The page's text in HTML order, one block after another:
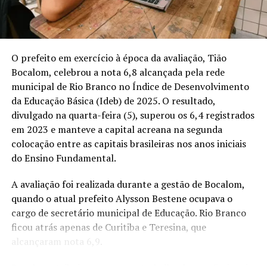
presidente Luiz Inácio Lula da Silva à reeleição. “Voto
Jorge Viana senador. Voto Thor Dantas governador.
Voto Lula presidente. E vou trabalhar todos os dias para
que eles vençam”, afirmou.
Ex-secretário de Educação e ex-governador do Acre,
Binho Marques também trabalhou no Ministério da
Educação e em organizações do setor. Em sua trajetória,
participou de discussões sobre o financiamento da
educação básica, incluindo a criação do Valor Aluno Ano
Total (VAAT), incorporado ao Fundeb.
atuação eleitoral na coordenação política das
campanhas apoiadas pela Frente Ampla no Acre.
Compartilhe isso:
O prefeito em exercício à época da avaliação, Tião
Bocalom, celebrou a nota 6,8 alcançada pela rede
municipal de Rio Branco no Índice de Desenvolvimento
da Educação Básica (Ideb) de 2025. O resultado,
divulgado na quarta-feira (5), superou os 6,4 registrados
em 2023 e manteve a capital acreana na segunda
colocação entre as capitais brasileiras nos anos iniciais
do Ensino Fundamental.
A avaliação foi realizada durante a gestão de Bocalom,
quando o atual prefeito Alysson Bestene ocupava o
cargo de secretário municipal de Educação. Rio Branco
ficou atrás apenas de Curitiba e Teresina, que
alcançaram nota 6,9.